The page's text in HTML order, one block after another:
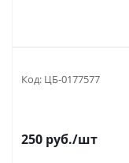
Код: ЦБ-0177577
250 руб./шт